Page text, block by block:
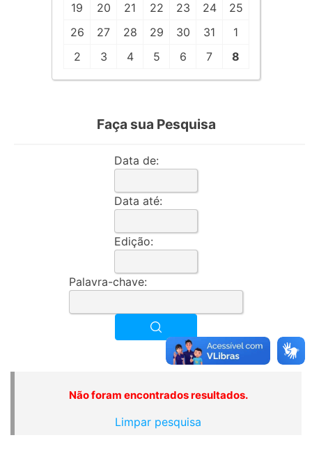
19
20 21 22 23 24
25
26
27 28 29 30 31
1
2
3 4 5 6 7 8
Faça sua Pesquisa
Data de:
Data até:
Edição:
Palavra-chave:
Não foram encontrados resultados.
Limpar pesquisa